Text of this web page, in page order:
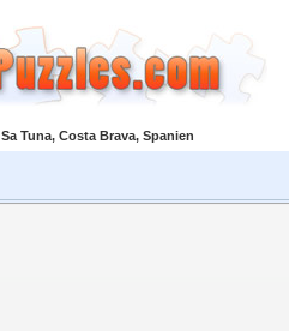
Sa Tuna, Costa Brava, Spanien